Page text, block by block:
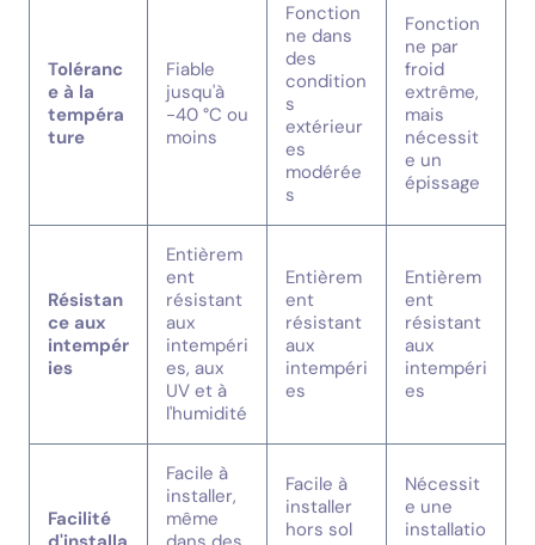
Toléranc
e à la
tempéra
ture
Fiable
jusqu'à
-40 °C ou
moins
Fonction
ne dans
des
condition
s
extérieur
es
modérée
s
Fonction
ne par
froid
extrême,
mais
nécessit
e un
épissage
Résistan
ce aux
intempér
ies
Entièrem
ent
résistant
aux
intempéri
es, aux
UV et à
l'humidité
Entièrem
ent
résistant
aux
intempéri
es
Entièrem
ent
résistant
aux
intempéri
es
Facilité
Facile à
installer,
même
Facile à
installer
hors sol
Nécessit
e une
installatio